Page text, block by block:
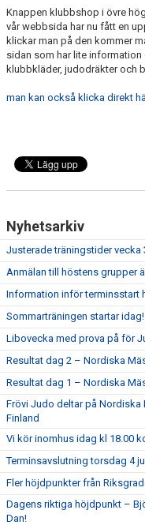
KLUBBSHOP
KONTAKTA OSS
WALL OF FAME
Knappen klubbshop i övre
vår webbsida har nu fått en
klickar man på den kommer
sidan som har lite information
klubbkläder, judodräkter och
man kan också klicka direkt
Nyhetsarkiv
Justerade träningstider vecka
Anmälan till höstens grupper
Information inför terminsstart
Sommarträningen startar idag!
Libovecka med prova på för
Resultat dag 2 – Nordiska
Resultat dag 1 – Nordiska
Frövi Judo deltar på Nordiska
Finland
Vi kör inomhus idag kl 18.00
Terminsavslutning torsdag 4
Fler höjdpunkter från
Dagens riktiga höjdpunkt –
Dan!